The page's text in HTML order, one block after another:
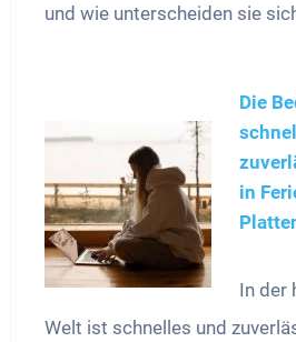
und wie unterscheiden sie
Die
in
In der
Welt ist schnelles und